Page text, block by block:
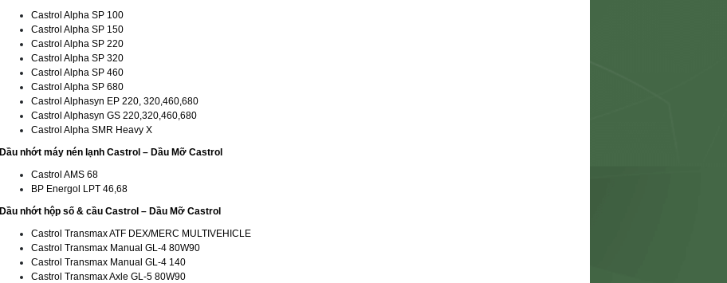
Castrol Alpha SP 100
Castrol Alpha SP 150
Castrol Alpha SP 220
Castrol Alpha SP 320
Castrol Alpha SP 460
Castrol Alpha SP 680
Castrol Alphasyn EP 220, 320,460,680
Castrol Alphasyn GS 220,320,460,680
Castrol Alpha SMR Heavy X
Dầu nhớt máy nén lạnh Castrol – Dầu Mỡ Castrol
Castrol AMS 68
BP Energol LPT 46,68
Dầu nhớt hộp số & cầu Castrol – Dầu Mỡ Castrol
Castrol Transmax ATF DEX/MERC MULTIVEHICLE
Castrol Transmax Manual GL-4 80W90
Castrol Transmax Manual GL-4 140
Castrol Transmax Axle GL-5 80W90